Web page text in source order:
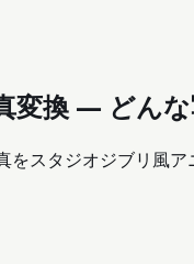
変換 — どん
スタジオジブリ風